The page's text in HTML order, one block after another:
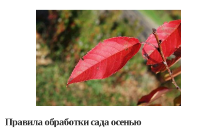
Правила обработки сада осенью